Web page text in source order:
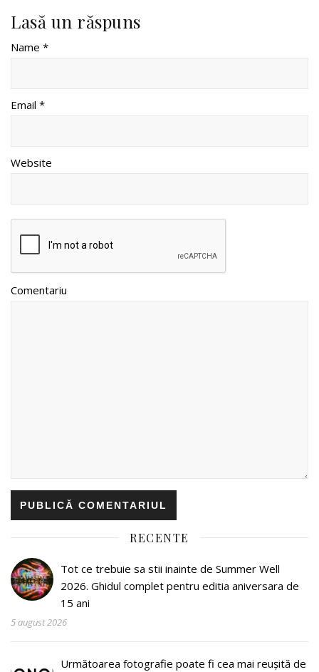
Lasă un răspuns
Name *
Email *
Website
Comentariu
RECENTE
Tot ce trebuie sa stii inainte de Summer Well
2026. Ghidul complet pentru editia aniversara de
15 ani
5 august 2026
Următoarea fotografie poate fi cea mai reușită de